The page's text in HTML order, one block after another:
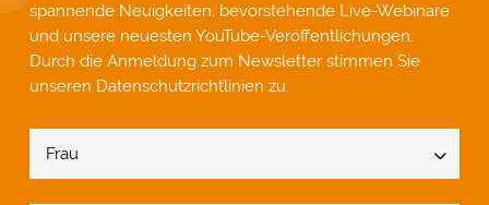
spannende Neuigkeiten, bevorstehende Live-Webinare
und unsere neuesten YouTube-Veröffentlichungen.
Durch die Anmeldung zum Newsletter stimmen Sie
unseren Datenschutzrichtlinien zu.